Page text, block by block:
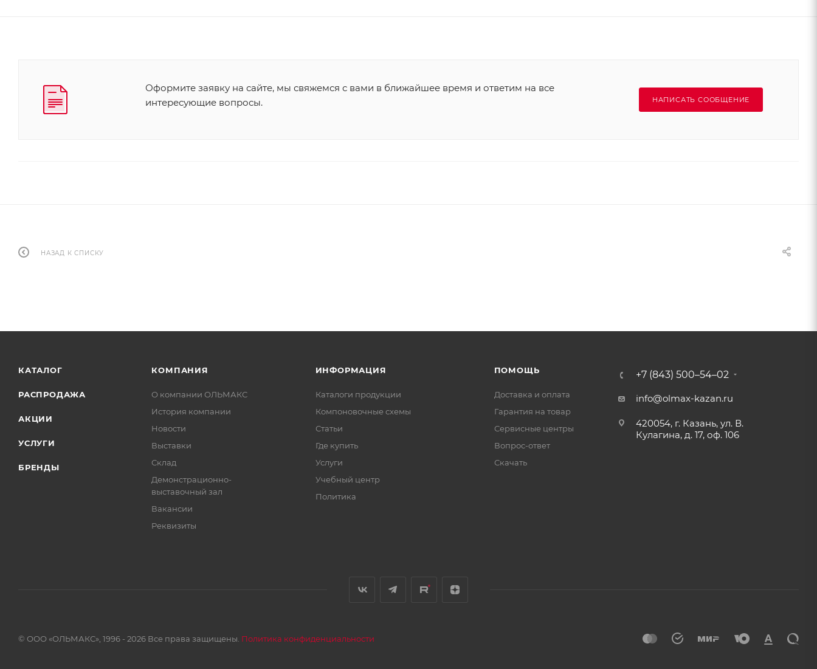
Оформите заявку на сайте, мы свяжемся с вами в ближайшее время и ответим на все
интересующие вопросы.
НАПИСАТЬ СООБЩЕНИЕ
НАЗАД К СПИСКУ
КАТАЛОГ
РАСПРОДАЖА
АКЦИИ
УСЛУГИ
БРЕНДЫ
КОМПАНИЯ
О компании ОЛЬМАКС
История компании
Новости
Выставки
Склад
Демонстрационно-
выставочный зал
Вакансии
Реквизиты
ИНФОРМАЦИЯ
Каталоги продукции
Компоновочные схемы
Статьи
Где купить
Услуги
Учебный центр
Политика
ПОМОЩЬ
Доставка и оплата
Гарантия на товар
Сервисные центры
Вопрос-ответ
Скачать
+7 (843) 500–54–02
info@olmax-kazan.ru
420054, г. Казань, ул. В.
Кулагина, д. 17, оф. 106
© ООО «ОЛЬМАКС», 1996 - 2026 Все права защищены. Политика конфиденциальности